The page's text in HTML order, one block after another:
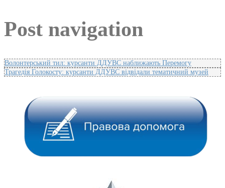
Post navigation
Волонтерський тил: курсанти ДДУВС наближають Перемогу
Трагедія Голокосту: курсанти ДДУВС відвідали тематичний музей